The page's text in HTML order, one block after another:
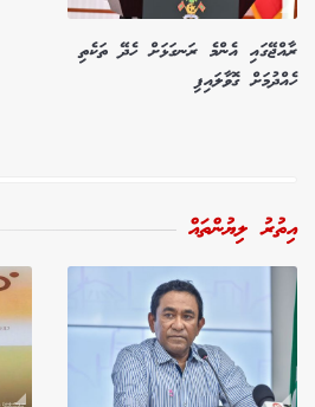
ރާއްޖޭގައި އެންމެ ރަނގަޅަށް ހެދޭ ތަކެތި
ހެއްދުމަށް ގޮވާލައިފި
އިތުރު ލިޔުންތައް